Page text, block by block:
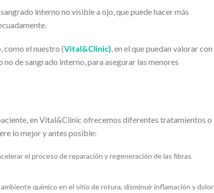
interno no visible a ojo, que puede hacer más
como el nuestro (Vital&Clinic), en el que puedan valorar con
de sangrado interno, para asegurar las menores
en Vital&Clinic ofrecemos diferentes tratamientos o
lo mejor y antes posible:
el proceso de reparación y regeneración de las fibras
químico en el sitio de rotura, disminuir inflamación y dolor